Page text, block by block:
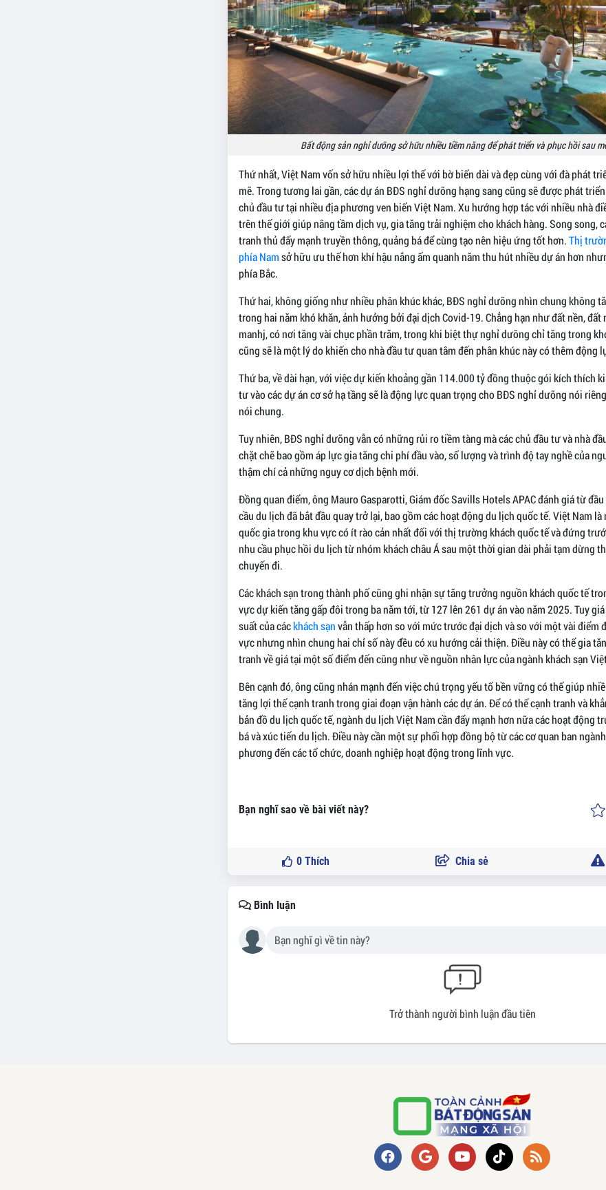
Bất động sản nghỉ dưỡng sở hữu nhiều tiềm năng để phát triển và phục hồi sau
Thứ nhất, Việt Nam vốn sở hữu nhiều lợi thế với bờ biển dài và đẹp cùng với đà phát
mẽ. Trong tương lai gần, các dự án BĐS nghỉ dưỡng hạng sang cũng sẽ được phát
chủ đầu tư tại nhiều địa phương ven biển Việt Nam. Xu hướng hợp tác với nhiều nhà
trên thế giới giúp nâng tầm dịch vụ, gia tăng trải nghiệm cho khách hàng. Song song,
tranh thủ đẩy mạnh truyền thông, quảng bá để cùng tạo nên hiệu ứng tốt hơn.Thị
phía Namsở hữu ưu thế hơn khí hậu nắng ấm quanh năm thu hút nhiều dự án hơn
phía Bắc.
Thứ hai, không giống như nhiều phân khúc khác, BĐS nghỉ dưỡng nhìn chung không
trong hai năm khó khăn, ảnh hưởng bởi đại dịch Covid-19. Chẳng hạn như đất nền, đất
manhj, có nơi tăng vài chục phần trăm, trong khi biệt thự nghỉ dưỡng chỉ tăng trong
cũng sẽ là một lý do khiến cho nhà đầu tư quan tâm đến phân khúc này có thêm động
Thứ ba, về dài hạn, với việc dự kiến khoảng gần 114.000 tỷ đồng thuộc gói kích thích
tư vào các dự án cơ sở hạ tầng sẽ là động lực quan trọng cho BĐS nghỉ dưỡng nói
nói chung.
Tuy nhiên, BĐS nghỉ dưỡng vẫn có những rủi ro tiềm tàng mà các chủ đầu tư và nhà
chặt chẽ bao gồm áp lực gia tăng chi phí đầu vào, số lượng và trình độ tay nghề của
thậm chí cả những nguy cơ dịch bệnh mới.
Đồng quan điểm, ông Mauro Gasparotti, Giám đốc Savills Hotels APAC đánh giá từ
cầu du lịch đã bắt đầu quay trở lại, bao gồm các hoạt động du lịch quốc tế. Việt Nam
quốc gia trong khu vực có ít rào cản nhất đối với thị trường khách quốc tế và đứng
nhu cầu phục hồi du lịch từ nhóm khách châu Á sau một thời gian dài phải tạm dừng
chuyến đi.
Các khách sạn trong thành phố cũng ghi nhận sự tăng trưởng nguồn khách quốc tế
vực dự kiến tăng gấp đôi trong ba năm tới, từ 127 lên 261 dự án vào năm 2025. Tuy
suất của cáckhách sạnvẫn thấp hơn so với mức trước đại dịch và so với một vài điểm
vực nhưng nhìn chung hai chỉ số này đều có xu hướng cải thiện. Điều này có thể gia
tranh về giá tại một số điểm đến cũng như về nguồn nhân lực của ngành khách sạn
Bên cạnh đó, ông cũng nhán mạnh đến việc chú trọng yếu tố bền vững có thể giúp
tăng lợi thế cạnh tranh trong giai đoạn vận hành các dự án. Để có thể cạnh tranh và
bản đồ du lịch quốc tế, ngành du lịch Việt Nam cần đẩy mạnh hơn nữa các hoạt động
bá và xúc tiến du lịch. Điều này cần một sự phối hợp đồng bộ từ các cơ quan ban
phương đến các tổ chức, doanh nghiệp hoạt động trong lĩnh vực.
Bạn nghĩ sao về bài viết này?
0 Thích Chia sẻ
Bình luận
Trở thành người bình luận đầu tiên